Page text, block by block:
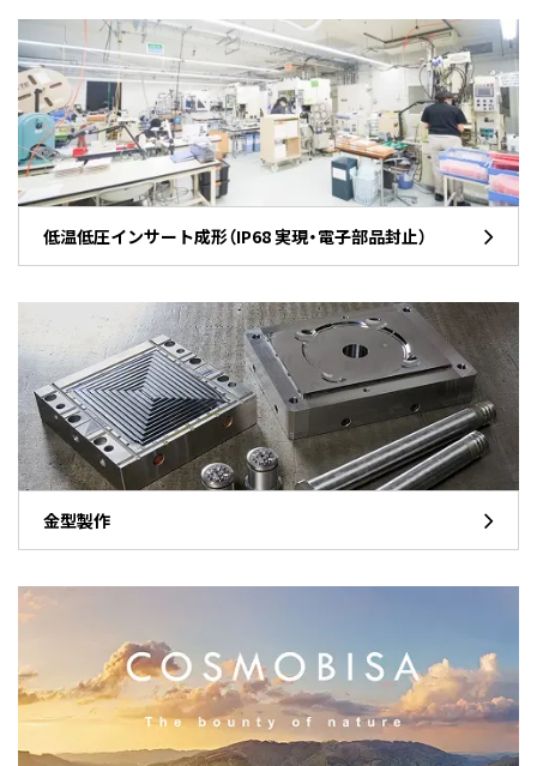
低温低圧インサート成形（IP68 実現・電子部品封止）
金型製作